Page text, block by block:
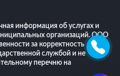
информация об услугах и
организаций. ООО
за корректность
службой и не
перечню на